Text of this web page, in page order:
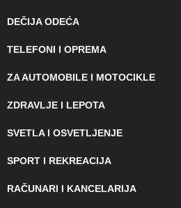
DEČIJA ODEĆA
TELEFONI I OPREMA
ZA AUTOMOBILE I MOTOCIKLE
ZDRAVLJE I LEPOTA
SVETLA I OSVETLJENJE
SPORT I REKREACIJA
RAČUNARI I KANCELARIJA